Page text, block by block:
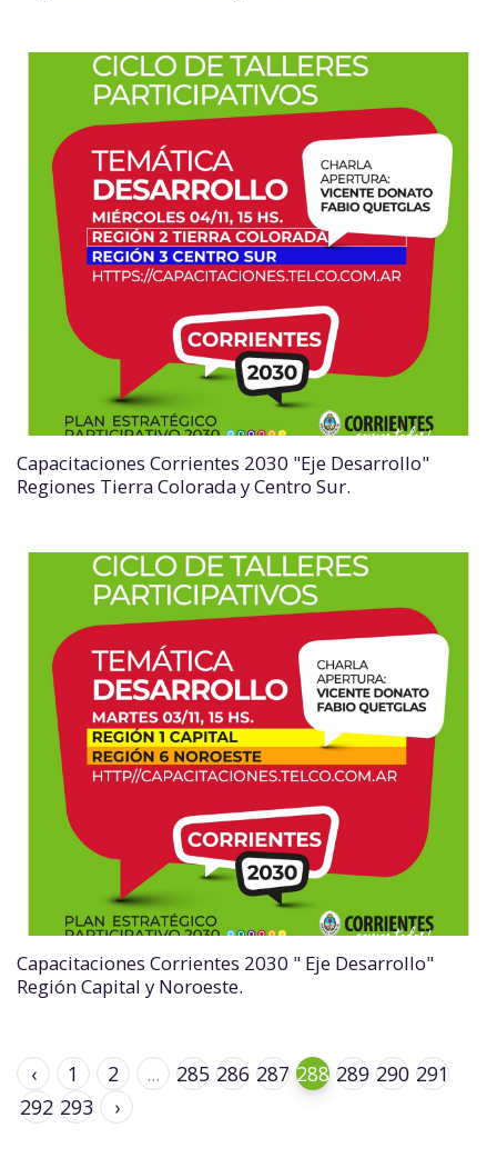
Capacitaciones Corrientes 2030 "Eje Desarrollo"
Regiones Tierra Colorada y Centro Sur.
Capacitaciones Corrientes 2030 " Eje Desarrollo"
Región Capital y Noroeste.
‹ 1 2 ... 285 286 287 288 289 290 291
292 293 ›